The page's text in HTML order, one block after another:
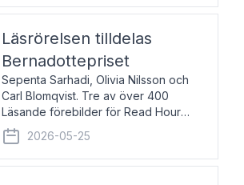
och skolbibliotek som gjort värdefull
Läsrörelsen tilldelas
Bernadottepriset
Sepenta Sarhadi, Olivia Nilsson och
Carl Blomqvist. Tre av över 400
Läsande förebilder för Read Hour
Sverige. Foto: Michael Wall. Den ideella
föreningen Läsrörelsen tilldelas
Bernadottepriset 2026 för att den
2026-05-25